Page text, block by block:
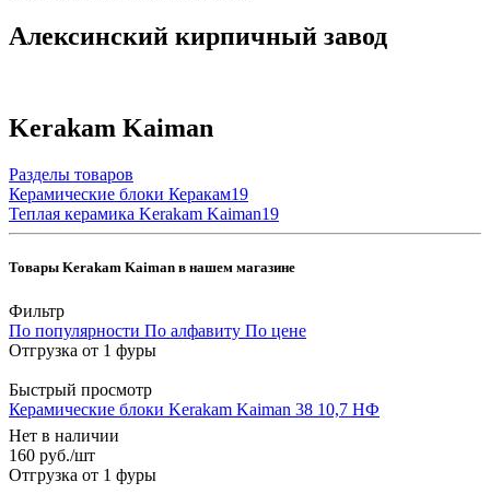
Алексинский кирпичный завод
Kerakam Kaiman
Разделы товаров
Керамические блоки Керакам19
Теплая керамика Kerakam Kaiman19
Товары Kerakam Kaiman в нашем магазине
Фильтр
По популярности По алфавиту По цене
Быстрый просмотр
Керамические блоки Kerakam Kaiman 38 10,7 НФ
Нет в наличии
160 руб./шт